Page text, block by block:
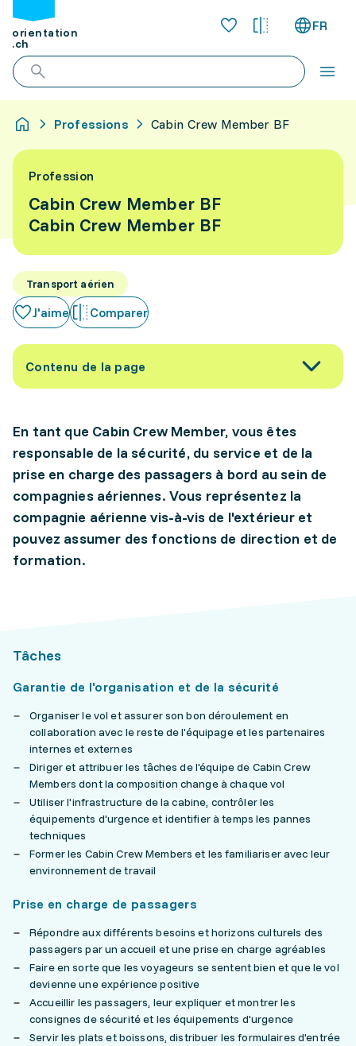
orientation
.ch
FR
Professions Cabin Crew Member BF
Profession
Cabin Crew Member BF
Cabin Crew Member BF
Transport aérien
J'aime Comparer
Contenu de la page
En tant que Cabin Crew Member, vous êtes
responsable de la sécurité, du service et de la
prise en charge des passagers à bord au sein de
compagnies aériennes. Vous représentez la
compagnie aérienne vis-à-vis de l'extérieur et
pouvez assumer des fonctions de direction et de
formation.
Tâches
Garantie de l'organisation et de la sécurité
Organiser le vol et assurer son bon déroulement en
collaboration avec le reste de l'équipage et les partenaires
internes et externes
Diriger et attribuer les tâches de l'équipe de Cabin Crew
Members dont la composition change à chaque vol
Utiliser l'infrastructure de la cabine, contrôler les
équipements d'urgence et identifier à temps les pannes
techniques
Former les Cabin Crew Members et les familiariser avec leur
environnement de travail
Prise en charge de passagers
Répondre aux différents besoins et horizons culturels des
passagers par un accueil et une prise en charge agréables
Faire en sorte que les voyageurs se sentent bien et que le vol
devienne une expérience positive
Accueillir les passagers, leur expliquer et montrer les
consignes de sécurité et les équipements d'urgence
Servir les plats et boissons, distribuer les formulaires d'entrée